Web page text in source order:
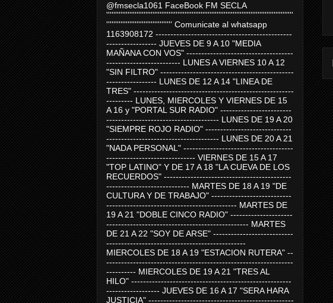
@fmsecla1061 FaceBook FM SECLA
'''''''''''''''''''''''''''''''''''''''''''''''''''''''''''''''''''''''''''''''''''''''''''''''''''''''''
''''''''''''''''''''''''''''''''''''' Comunicate al whatsapp
1163908172 ----------------------------------------------
----------------- JUEVES DE 9 A 10 "MEDIA
MAÑANA CON VOS" ------------------------------------
------------------------- LUNES A VIERNES 10 A 12
"SIN FILTRO" ---------------------------------------------
----------------- LUNES DE 12 A 14 "LINEA DE
TRES" ------------------------------------------------------
--------- LUNES, MIERCOLES Y VIERNES DE 15
A 16 y "PORTAL SUR RADIO" ------------------------
-------------------------------------- LUNES DE 19 A 20
"SIEMPRE ROJO RADIO" -----------------------------
-------------------------------------- LUNES DE 20 A 21
"NADA PERSONAL" -------------------------------------
------------------------------ VIERNES DE 15 A 17
"TOP LATINO" Y DE 17 A 18 "LA CUEVA DE LOS
RECUERDOS" -------------------------------------------
---------------------------- MARTES DE 18 A 19 "DE
CULTURA Y DE TRABAJO" ---------------------------
-------------------------------------------- MARTES DE
19 A 21 "DOBLE CINCO RADIO" ---------------------
------------------------------------------------ MARTES
DE 21 A 22 "SOY DE ARSE" ---------------------------
-----------------------------------------------
MIERCOLES DE 18 A 19 "ESTACION RUTERA" --
---------------------------------------------------------------
---------- MIERCOLES DE 19 A 21 "TRES AL
HILO" ------------------------------------------------------
------------------ JUEVES DE 16 A 17 "SERA HARA
JUSTICIA" -------------------------------------------------